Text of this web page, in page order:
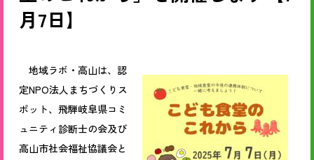
月7日】
地域ラボ・高山は、認
定NPO法人まちづくりス
ポット、飛騨岐阜県コミ
ュニティ診断士の会及び
高山市社会福祉協議会と